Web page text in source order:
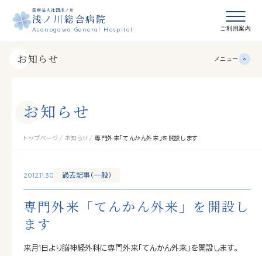
メニュ
ご利用案内
医療法人社団浅ノ川
浅ノ川総合病院
Asanogawa General Hospital
お知らせ メニュー
お知 らせ
トップページ お知らせ 専門外来「てんかん外来」を開設します
2012.11.30 過去記事（一般）
専門外来「てんかん外来」を開設し
ます
来月1日より脳神経外科に専門外来「てんかん外来」を開設します。